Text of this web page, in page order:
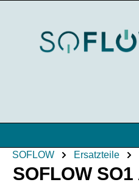
SOFLOW Ersatzteile
SOFLOW